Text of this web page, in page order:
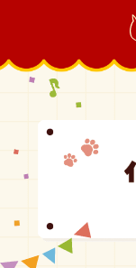
柴犬ラク｜shiba inu raku